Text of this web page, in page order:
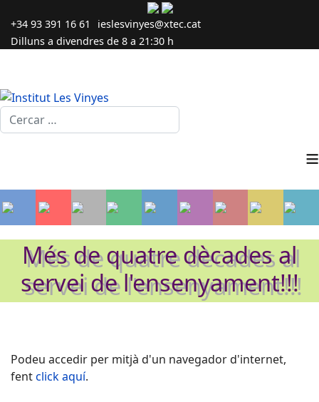
+34 93 391 16 61
ieslesvinyes@xtec.cat
Dilluns a divendres de 8 a 21:30 h
Cercar...
≡
Més de quatre dècades al
servei de l'ensenyament!!!
Podeu accedir per mitjà d'un navegador d'internet,
fentclick aquí.